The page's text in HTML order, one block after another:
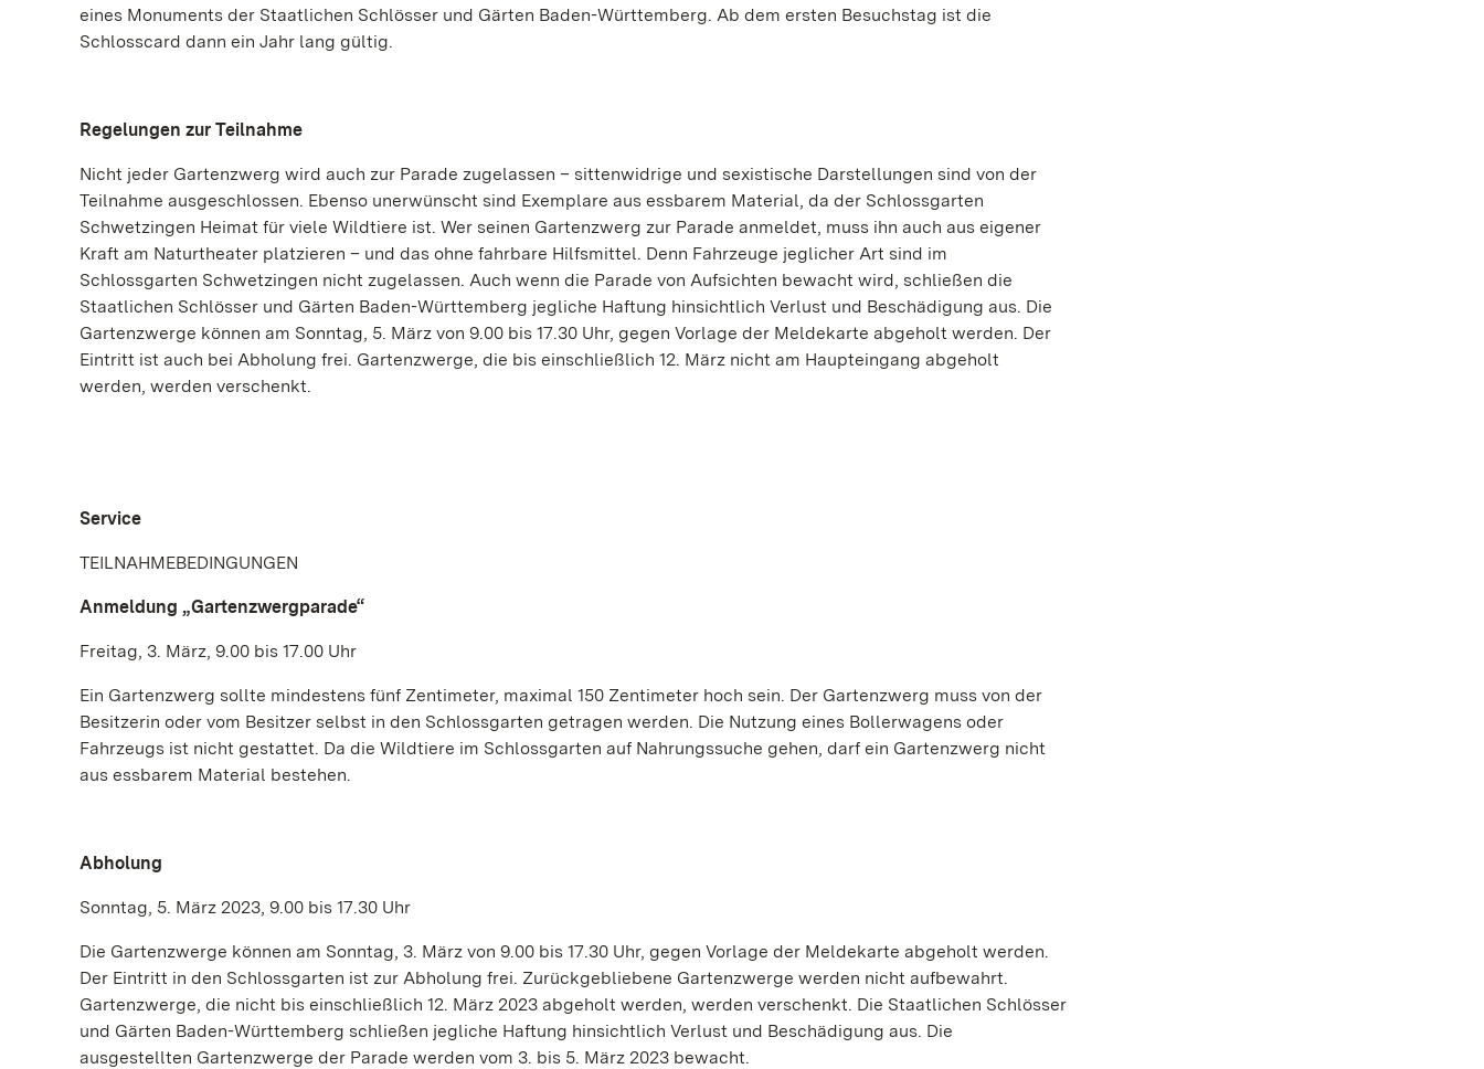
eines Monuments der Staatlichen Schlösser und Gärten Baden-Württemberg. Ab dem ersten Besuchstag ist die
Schlosscard dann ein Jahr lang gültig.
Regelungen zur Teilnahme
Nicht jeder Gartenzwerg wird auch zur Parade zugelassen – sittenwidrige und sexistische Darstellungen sind von der
Teilnahme ausgeschlossen. Ebenso unerwünscht sind Exemplare aus essbarem Material, da der Schlossgarten
Schwetzingen Heimat für viele Wildtiere ist. Wer seinen Gartenzwerg zur Parade anmeldet, muss ihn auch aus eigener
Kraft am Naturtheater platzieren – und das ohne fahrbare Hilfsmittel. Denn Fahrzeuge jeglicher Art sind im
Schlossgarten Schwetzingen nicht zugelassen. Auch wenn die Parade von Aufsichten bewacht wird, schließen die
Staatlichen Schlösser und Gärten Baden-Württemberg jegliche Haftung hinsichtlich Verlust und Beschädigung aus. Die
Gartenzwerge können am Sonntag, 5. März von 9.00 bis 17.30 Uhr, gegen Vorlage der Meldekarte abgeholt werden. Der
Eintritt ist auch bei Abholung frei. Gartenzwerge, die bis einschließlich 12. März nicht am Haupteingang abgeholt
werden, werden verschenkt.
Service
TEILNAHMEBEDINGUNGEN
Anmeldung „Gartenzwergparade“
Freitag, 3. März, 9.00 bis 17.00 Uhr
Ein Gartenzwerg sollte mindestens fünf Zentimeter, maximal 150 Zentimeter hoch sein. Der Gartenzwerg muss von der
Besitzerin oder vom Besitzer selbst in den Schlossgarten getragen werden. Die Nutzung eines Bollerwagens oder
Fahrzeugs ist nicht gestattet. Da die Wildtiere im Schlossgarten auf Nahrungssuche gehen, darf ein Gartenzwerg nicht
aus essbarem Material bestehen.
Abholung
Sonntag, 5. März 2023, 9.00 bis 17.30 Uhr
Die Gartenzwerge können am Sonntag, 3. März von 9.00 bis 17.30 Uhr, gegen Vorlage der Meldekarte abgeholt werden.
Der Eintritt in den Schlossgarten ist zur Abholung frei. Zurückgebliebene Gartenzwerge werden nicht aufbewahrt.
Gartenzwerge, die nicht bis einschließlich 12. März 2023 abgeholt werden, werden verschenkt. Die Staatlichen Schlösser
und Gärten Baden-Württemberg schließen jegliche Haftung hinsichtlich Verlust und Beschädigung aus. Die
ausgestellten Gartenzwerge der Parade werden vom 3. bis 5. März 2023 bewacht.